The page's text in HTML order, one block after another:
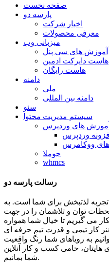
صفحه نخست
پارسه دو
اخبار شرکت
معرفی محصولات
میزبانی وب
آموزش های سی پنل
هاست دایرکت ادمین
هاست رایگان
دامنه
ملی
دامنه بین المللی
سئو
سیستم مدیریت محتوا
آموزش های وردپرس
افزونه وردپرس
ووکامرس
جوملا
whmcs
رسالت پارسه دو
لذتبخش برای شما است. به
لحظات توان و تلاشمان را در جهت
می گیریم تا خیال شما همواره
کار تیمی و قدرت تیم حرفه ای
به رویاهای شما رنگ واقعیت
هایتان، حامی کسب و کار آنلاین
شما بمانیم.